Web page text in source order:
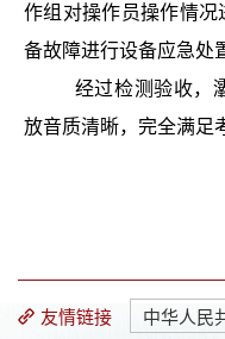
作组对操作员操作情
备故障进行设备应急处
经过检测验收，
放音质清晰，完全满足
友情链接 中华人民